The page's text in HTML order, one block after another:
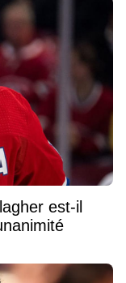
est-il